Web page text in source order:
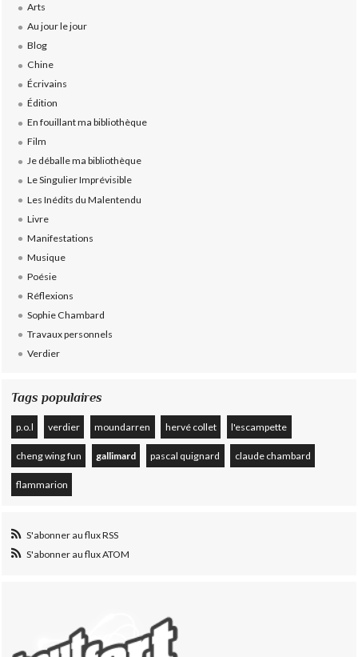
Arts
Au jour le jour
Blog
Chine
Écrivains
Édition
En fouillant ma bibliothèque
Film
Je déballe ma bibliothèque
Le Singulier Imprévisible
Les Inédits du Malentendu
Livre
Manifestations
Musique
Poésie
Réflexions
Sophie Chambard
Travaux personnels
Verdier
Tags populaires
p.o.l verdier moundarren hervé collet l'escampette
cheng wing fun gallimard pascal quignard claude chambard
flammarion
S'abonner au flux RSS
S'abonner au flux ATOM